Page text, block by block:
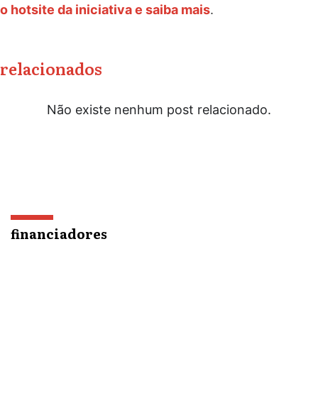
o hotsite da iniciativa e saiba mais.
relacionados
Não existe nenhum post relacionado.
financiadores